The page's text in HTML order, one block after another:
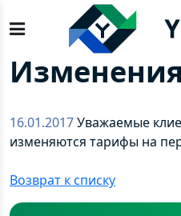
О компании
Изменения тарифов
16.01.2017Уважаемые
изменяются тарифы на
Возврат к списку